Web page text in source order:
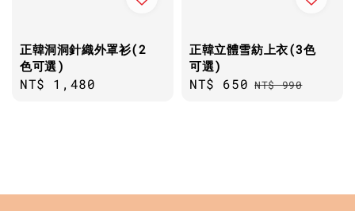
正韓洞洞針織外罩衫(2
色可選)
Regular
NT$ 1,480
正韓立體雪紡上衣(3色
可選)
Sale
NT$ 650 Regular
NT$ 990